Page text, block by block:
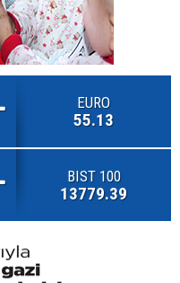
EURO
55.13
BIST 100
13779.39